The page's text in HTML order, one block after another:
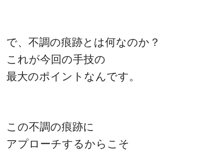
で、不調の痕跡とは何なのか？
これが今回の手技の
最大のポイントなんです。
この不調の痕跡に
アプローチするからこそ